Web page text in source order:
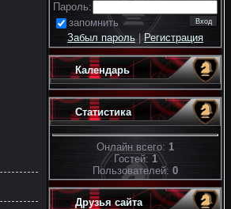
Пароль:
запомнить
Забыл пароль|Регистрация
Календарь
Статистика
Онлайн всего: 1
Гостей: 1
Пользователей: 0
Друзья сайта